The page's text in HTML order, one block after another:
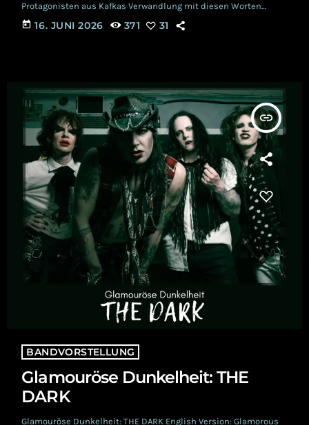
Protagonisten aus Kafkas Verwandlung mit diesen Worten
festgestellt wird, gilt das für Samsas Traum noch lange nicht.
Alexander Kaschte meldet sich nämlich zurück mit einem
today 16. JUNI 2026 371 31
insert_link
BANDVORSTELLUNG
Glamouröse Dunkelheit: THE
DARK
Glamouröse Dunkelheit: THE DARK English Version: Glamorous